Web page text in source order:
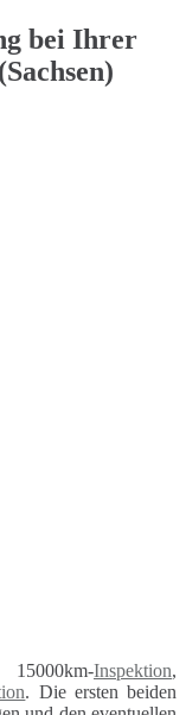
bei Ihrer
Inspektion,
. Die ersten beiden